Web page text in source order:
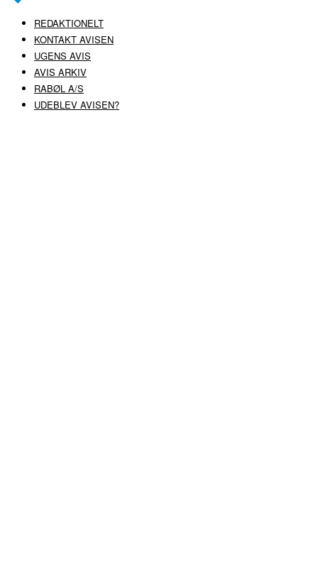
REDAKTIONELT
KONTAKT AVISEN
UGENS AVIS
AVIS ARKIV
RABØL A/S
UDEBLEV AVISEN?